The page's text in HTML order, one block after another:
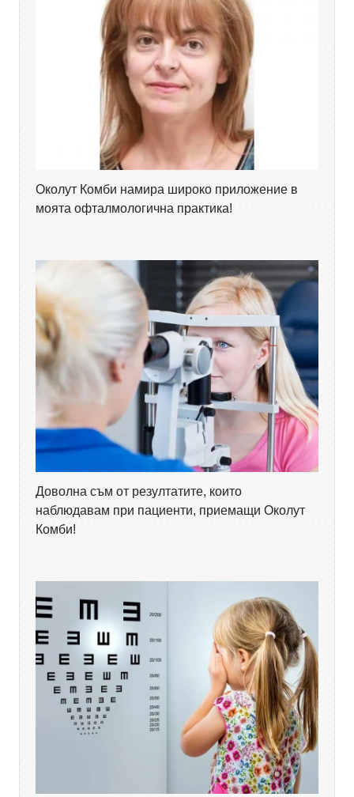
Околут Комби намира широко приложение в
моята офталмологична практика!
Доволна съм от резултатите, които
наблюдавам при пациенти, приемащи Околут
Комби!